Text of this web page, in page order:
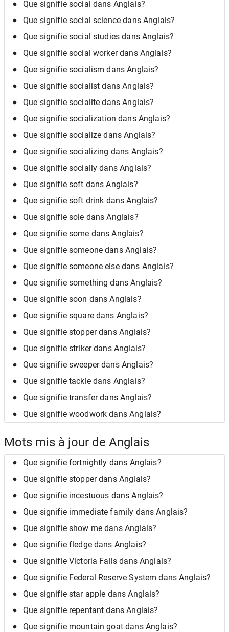
Que signifie social dans Anglais?
Que signifie social science dans Anglais?
Que signifie social studies dans Anglais?
Que signifie social worker dans Anglais?
Que signifie socialism dans Anglais?
Que signifie socialist dans Anglais?
Que signifie socialite dans Anglais?
Que signifie socialization dans Anglais?
Que signifie socialize dans Anglais?
Que signifie socializing dans Anglais?
Que signifie socially dans Anglais?
Que signifie soft dans Anglais?
Que signifie soft drink dans Anglais?
Que signifie sole dans Anglais?
Que signifie some dans Anglais?
Que signifie someone dans Anglais?
Que signifie someone else dans Anglais?
Que signifie something dans Anglais?
Que signifie soon dans Anglais?
Que signifie square dans Anglais?
Que signifie stopper dans Anglais?
Que signifie striker dans Anglais?
Que signifie sweeper dans Anglais?
Que signifie tackle dans Anglais?
Que signifie transfer dans Anglais?
Que signifie woodwork dans Anglais?
Mots mis à jour de Anglais
Que signifie fortnightly dans Anglais?
Que signifie stopper dans Anglais?
Que signifie incestuous dans Anglais?
Que signifie immediate family dans Anglais?
Que signifie show me dans Anglais?
Que signifie fledge dans Anglais?
Que signifie Victoria Falls dans Anglais?
Que signifie Federal Reserve System dans Anglais?
Que signifie star apple dans Anglais?
Que signifie repentant dans Anglais?
Que signifie mountain goat dans Anglais?